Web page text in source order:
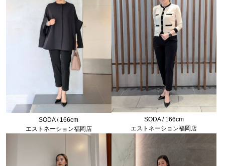
SODA / 166cm
エストネーション福岡店
SODA / 166cm
エストネーション福岡店